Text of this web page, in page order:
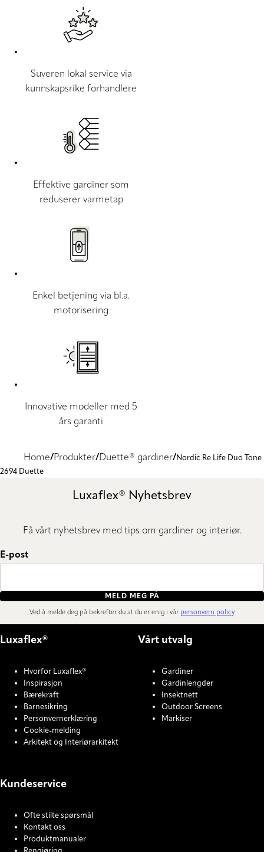
Suveren lokal service via
kunnskapsrike forhandlere
Effektive gardiner som
reduserer varmetap
Enkel betjening via bl.a.
motorisering
Innovative modeller med 5
års garanti
Home Produkter Duette® gardiner
Nordic Re Life Duo Tone
2694 Duette
Luxaflex® Nyhetsbrev
Få vårt nyhetsbrev med tips om gardiner og interiør.
E-post
MELD MEG PÅ
Ved å melde deg på bekrefter du at du er enig i vår personvern policy.
Luxaflex®
Hvorfor Luxaflex®
Inspirasjon
Bærekraft
Barnesikring
Personvernerklæring
Cookie-melding
Arkitekt og Interiørarkitekt
Vårt utvalg
Gardiner
Gardinlengder
Insektnett
Outdoor Screens
Markiser
Kundeservice
Ofte stilte spørsmål
Kontakt oss
Produktmanualer